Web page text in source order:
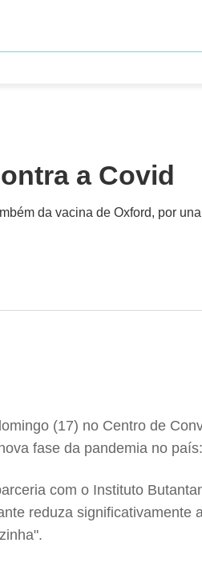
a Covid
da vacina de Oxford, por
(17) no Centro de
fase da pandemia no
com o Instituto
reduza significativamente